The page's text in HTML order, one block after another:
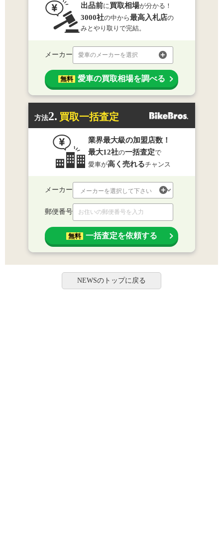
出品前に 買取相場が分かる！
3000社の中から最高入札店の
みとやり取りで完結。
メーカー 愛車のメーカーを選択
無料 愛車の買取相場を調べる
方法2. 買取一括査定
業界最大級の加盟店数！
最大12社の一括査定で
愛車が高く売れるチャンス
メーカー
郵便番号
無料 一括査定を依頼する
NEWSのトップに戻る